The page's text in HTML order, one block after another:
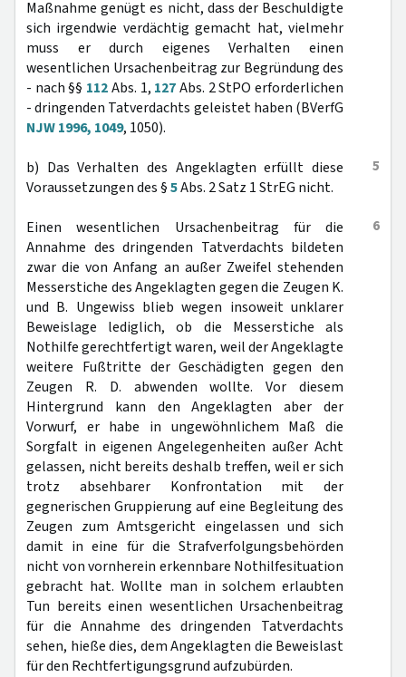
Maßnahme genügt es nicht, dass der Beschuldigte
sich irgendwie verdächtig gemacht hat, vielmehr
muss er durch eigenes Verhalten einen
wesentlichen Ursachenbeitrag zur Begründung des
- nach §§ 112Abs. 1, 127Abs. 2 StPO erforderlichen
- dringenden Tatverdachts geleistet haben (BVerfG
NJW 1996, 1049, 1050).
5
b) Das Verhalten des Angeklagten erfüllt diese
Voraussetzungen des §5Abs. 2 Satz 1 StrEG nicht.
6
Einen wesentlichen Ursachenbeitrag für die
Annahme des dringenden Tatverdachts bildeten
zwar die von Anfang an außer Zweifel stehenden
Messerstiche des Angeklagten gegen die Zeugen K.
und B. Ungewiss blieb wegen insoweit unklarer
Beweislage lediglich, ob die Messerstiche als
Nothilfe gerechtfertigt waren, weil der Angeklagte
weitere Fußtritte der Geschädigten gegen den
Zeugen R. D. abwenden wollte. Vor diesem
Hintergrund kann den Angeklagten aber der
Vorwurf, er habe in ungewöhnlichem Maß die
Sorgfalt in eigenen Angelegenheiten außer Acht
gelassen, nicht bereits deshalb treffen, weil er sich
trotz absehbarer Konfrontation mit der
gegnerischen Gruppierung auf eine Begleitung des
Zeugen zum Amtsgericht eingelassen und sich
damit in eine für die Strafverfolgungsbehörden
nicht von vornherein erkennbare Nothilfesituation
gebracht hat. Wollte man in solchem erlaubten
Tun bereits einen wesentlichen Ursachenbeitrag
für die Annahme des dringenden Tatverdachts
sehen, hieße dies, dem Angeklagten die Beweislast
für den Rechtfertigungsgrund aufzubürden.